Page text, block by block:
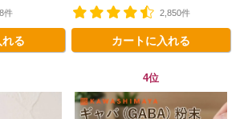
件
る
2,850件
カートに入れる
4位